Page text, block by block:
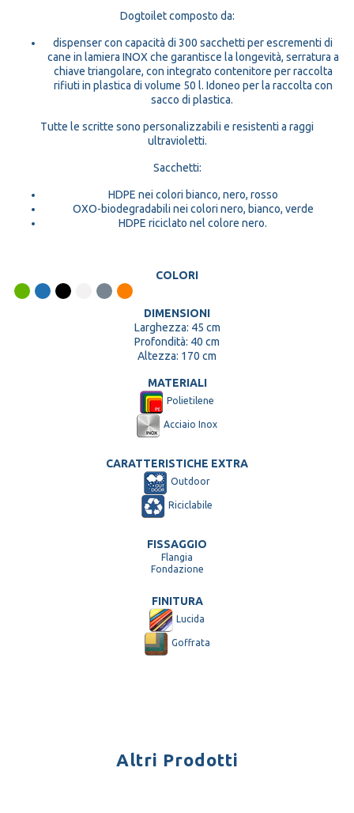
Dogtoilet composto da:
dispenser con capacità di 300 sacchetti per escrementi di
cane in lamiera INOX che garantisce la longevità, serratura a
chiave triangolare, con integrato contenitore per raccolta
rifiuti in plastica di volume 50 l. Idoneo per la raccolta con
sacco di plastica.
Tutte le scritte sono personalizzabili e resistenti a raggi
ultravioletti.
Sacchetti:
HDPE nei colori bianco, nero, rosso
OXO-biodegradabili nei colori nero, bianco, verde
HDPE riciclato nel colore nero.
COLORI
DIMENSIONI
Larghezza: 45 cm
Profondità: 40 cm
Altezza: 170 cm
MATERIALI
Polietilene
Acciaio Inox
CARATTERISTICHE EXTRA
Outdoor
Riciclabile
FISSAGGIO
Flangia
Fondazione
FINITURA
Lucida
Goffrata
Altri Prodotti